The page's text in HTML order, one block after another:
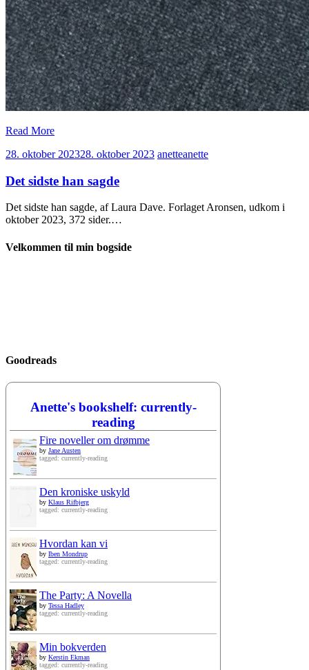
Read More
28. oktober 202328. oktober 2023 anetteanette
Det sidste han sagde
Det sidste han sagde, af Laura Dave. Forlaget Aronsen, udkom i
oktober 2023, 372 sider.…
Velkommen til min bogside
Goodreads
Anette's bookshelf: currently-
reading
Fire noveller om drømme
by Jane Austen
tagged: currently-reading
Den kroniske uskyld
by Klaus Rifbjerg
tagged: currently-reading
Hvordan kan vi
by Iben Mondrup
tagged: currently-reading
The Party: A Novella
by Tessa Hadley
tagged: currently-reading
Min bokverden
by Kerstin Ekman
tagged: currently-reading